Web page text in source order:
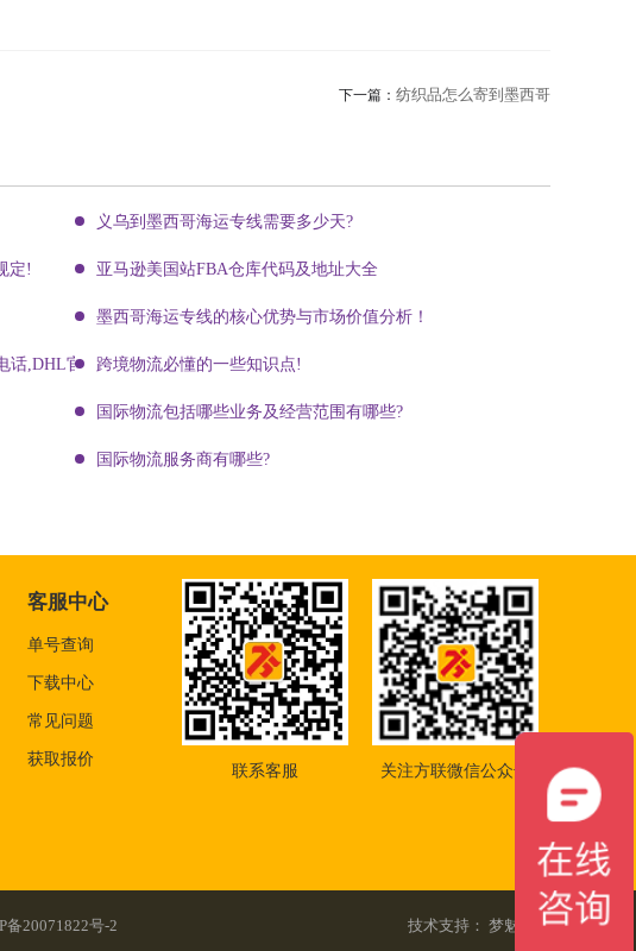
下一篇： 纺织品怎么寄到墨西哥
义乌到墨西哥海运专线需要多少天?
定! 亚马逊美国站FBA仓库代码及地址大全
墨西哥海运专线的核心优势与市场价值分析！
话,DHL官网跨境物流必懂的一些知识点!
国际物流包括哪些业务及经营范围有哪些?
国际物流服务商有哪些?
客服中心
单号查询
下载中心
常见问题
获取报价
联系客服 关注方联微信公众号
备20071822号-2 技术支持： 梦魅网络